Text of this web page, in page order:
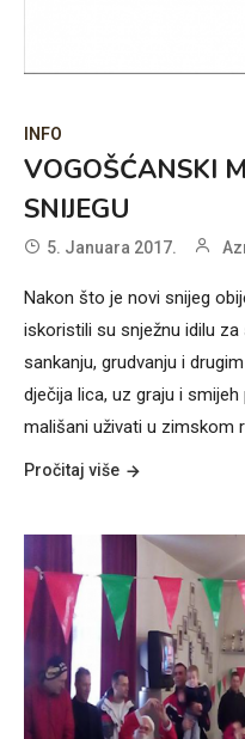
INFO
VOGOŠĆANSKI
SNIJEGU
5. Januara 2017.
Nakon što je novi snijeg
iskoristili su snježnu idilu
sankanju, grudvanju i
dječija lica, uz graju i
mališani uživati u zimskom
Pročitaj više